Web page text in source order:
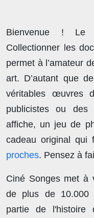
Bienvenue ! Le
Collectionner les
permet à l’amateur
art. D’autant que
véritables œuvres
publicistes ou des
affiche, un jeu de
cadeau original qui
proches. Pensez à
Ciné Songes met à
de plus de 10.000
partie de